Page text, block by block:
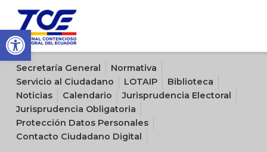
Open toolbar
Sitio oficial del Tribunal Contencioso Electoral del Ecuador
Secretaría General
Normativa
Servicio al Ciudadano
LOTAIP
Biblioteca
Noticias
Calendario
Jurisprudencia Electoral
Jurisprudencia Obligatoria
Protección Datos Personales
Contacto Ciudadano Digital